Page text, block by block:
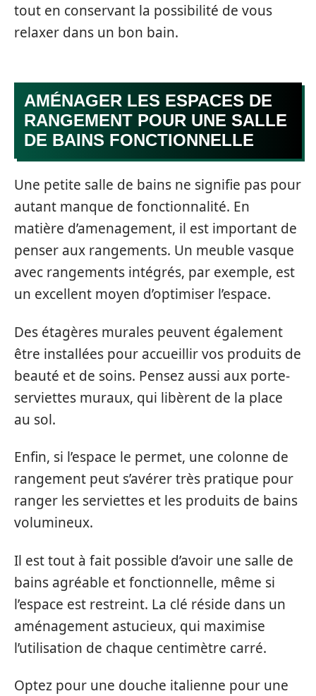
tout en conservant la possibilité de vous
relaxer dans un bon bain.
AMÉNAGER LES ESPACES DE
RANGEMENT POUR UNE SALLE
DE BAINS FONCTIONNELLE
Une petite salle de bains ne signifie pas pour
autant manque de fonctionnalité. En
matière d’amenagement, il est important de
penser aux rangements. Un meuble vasque
avec rangements intégrés, par exemple, est
un excellent moyen d’optimiser l’espace.
Des étagères murales peuvent également
être installées pour accueillir vos produits de
beauté et de soins. Pensez aussi aux porte-
serviettes muraux, qui libèrent de la place
au sol.
Enfin, si l’espace le permet, une colonne de
rangement peut s’avérer très pratique pour
ranger les serviettes et les produits de bains
volumineux.
Il est tout à fait possible d’avoir une salle de
bains agréable et fonctionnelle, même si
l’espace est restreint. La clé réside dans un
aménagement astucieux, qui maximise
l’utilisation de chaque centimètre carré.
Optez pour une douche italienne pour une